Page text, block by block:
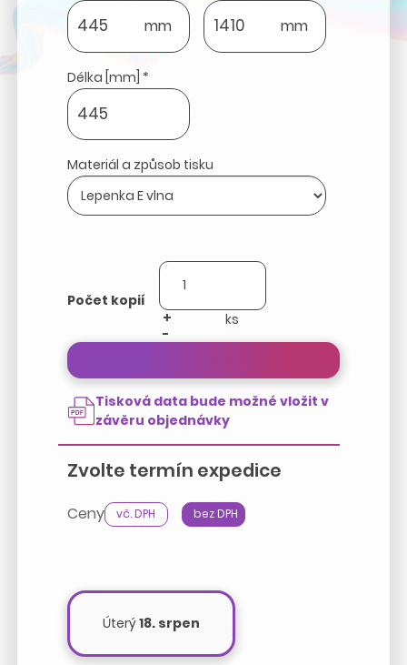
mm mm
Délka [mm] *
Materiál a způsob tisku
Počet kopií
+
-
Tisková data bude možné vložit v
závěru objednávky
Zvolte termín expedice
Ceny vč. DPH bez DPH
Úterý18. srpen